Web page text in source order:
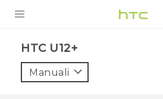
VIVE
HTC U12+‎
Manuali